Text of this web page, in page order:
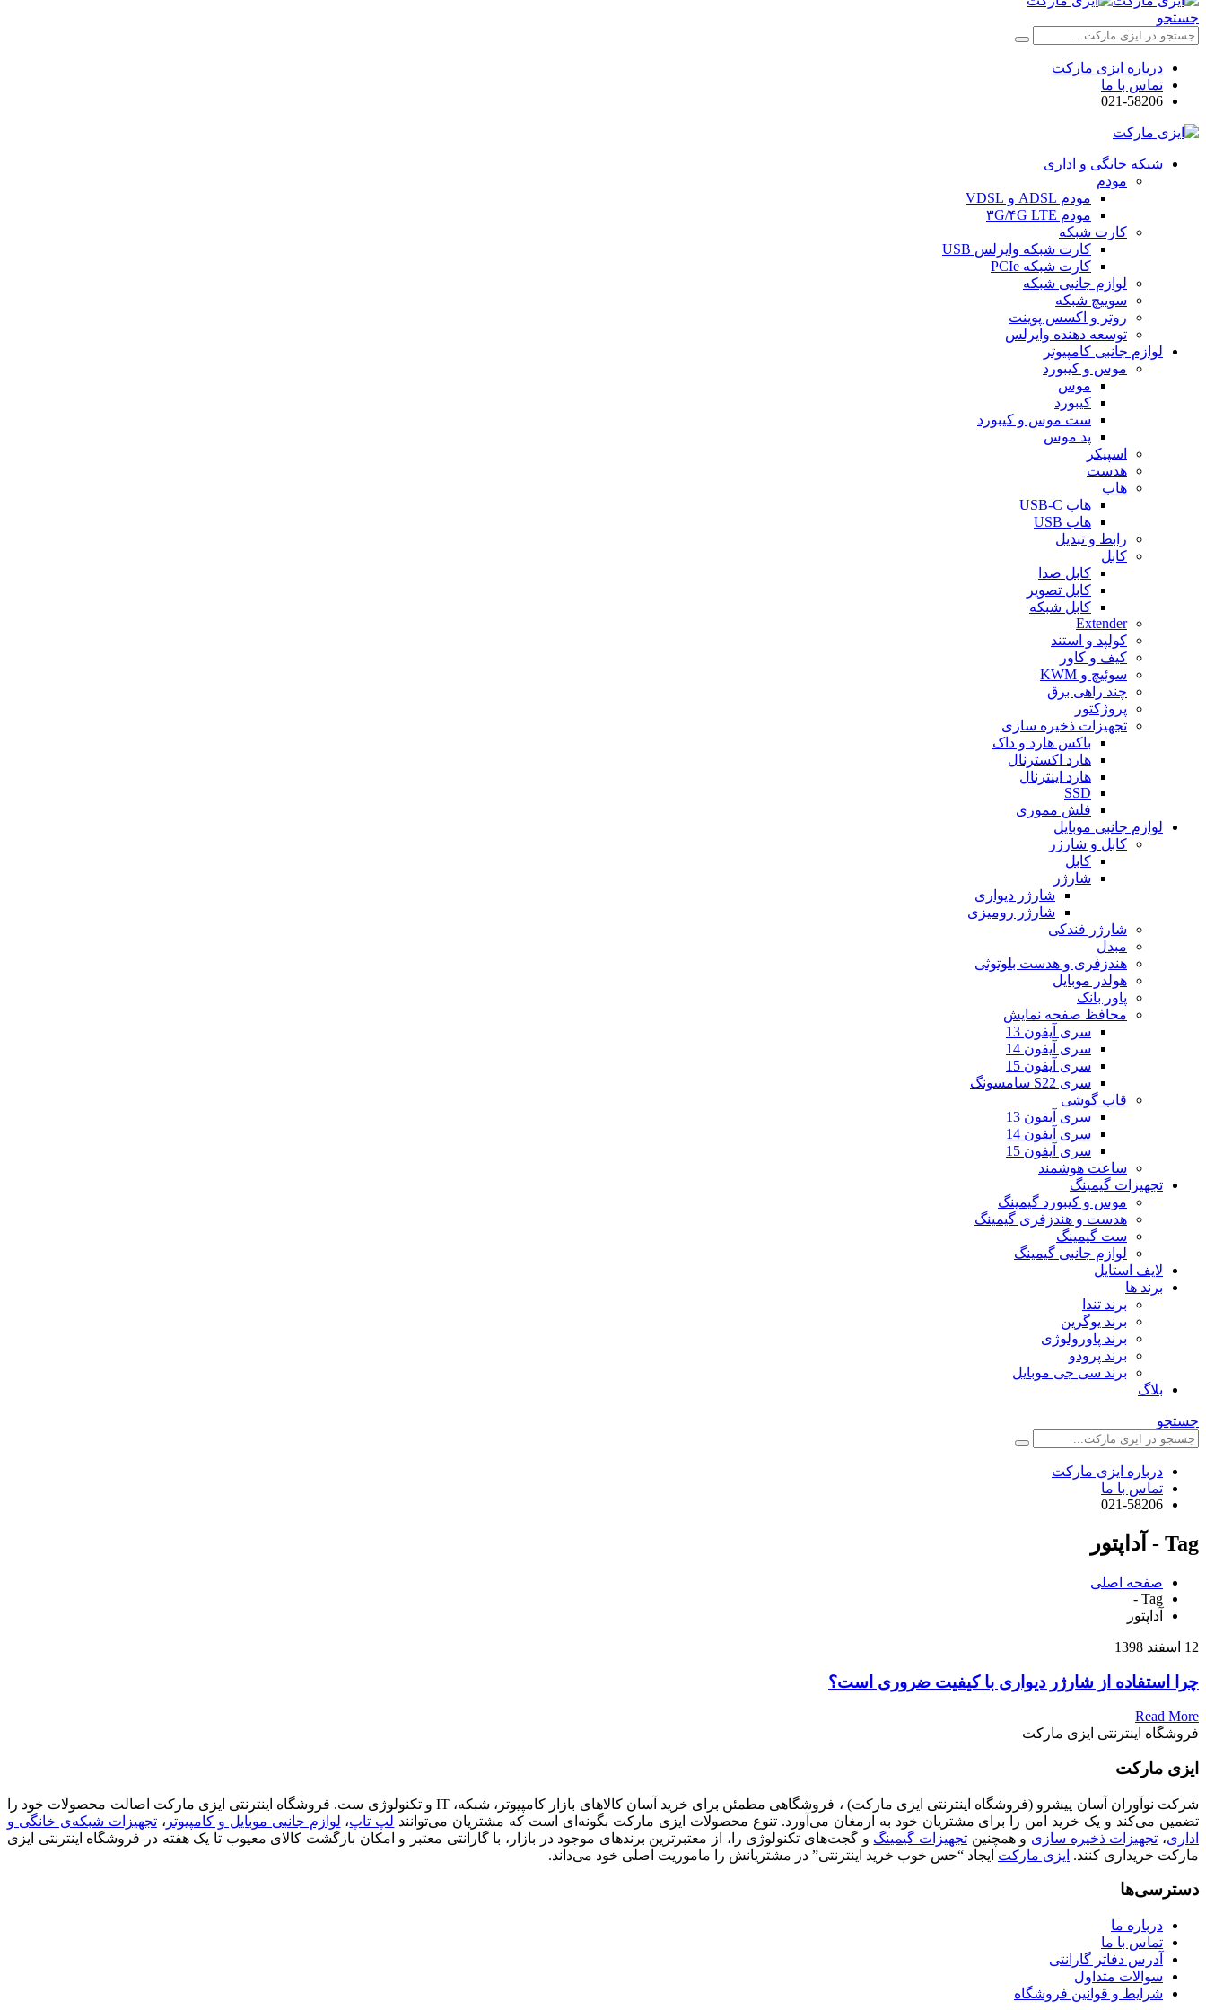
جستجو
درباره ایزی مارکت
تماس با ما
021-58206
شبکه خانگی و اداری
مودم
مودم ADSL و VDSL
مودم ۳G/۴G LTE
کارت شبکه
کارت شبکه وایرلس USB
کارت شبکه PCIe
لوازم جانبی شبکه
سوییچ شبکه
روتر و اکسس پوینت
توسعه دهنده وایرلس
لوازم جانبی کامپیوتر
موس و کیبورد
موس
کیبورد
ست موس و کیبورد
پد موس
اسپیکر
هدست
هاب
هاب USB-C
هاب USB
رابط و تبدیل
کابل
کابل صدا
کابل تصویر
کابل شبکه
Extender
کولپد و استند
کیف و کاور
سوئیچ و KWM
چند راهی برق
پروژکتور
تجهیزات ذخیره سازی
باکس هارد و داک
هارد اکسترنال
هارد اینترنال
SSD
فلش مموری
لوازم جانبی موبایل
کابل و شارژر
کابل
شارژر
شارژر دیواری
شارژر رومیزی
شارژر فندکی
مبدل
هندزفری و هدست بلوتوثی
هولدر موبایل
پاور بانک
محافظ صفحه نمایش
سری آیفون 13
سری آیفون 14
سری آیفون 15
سری S22 سامسونگ
قاب گوشی
سری آیفون 13
سری آیفون 14
سری آیفون 15
ساعت هوشمند
تجهیزات گیمینگ
موس و کیبورد گیمینگ
هدست و هندزفری گیمینگ
ست گیمینگ
لوازم جانبی گیمینگ
لایف استایل
برند ها
برند تندا
برند یوگرین
برند پاورولوژی
برند پرودو
برند سی جی موبایل
بلاگ
جستجو
درباره ایزی مارکت
تماس با ما
021-58206
Tag - آداپتور
صفحه اصلی
Tag -
آداپتور
12 اسفند 1398
چرا استفاده از شارژر دیواری با کیفیت ضروری است؟
Read More
فروشگاه اینترنتی ایزی مارکت
ایزی مارکت
شرکت نوآوران آسان پیشرو (فروشگاه اینترنتی ایزی مارکت) ، فروشگاهی مطمئن برای خرید آسان کالاهای بازار کامپیوتر، شبکه، IT و تکنولوژی ست. فروشگاه اینترنتی ایزی مارکت اصالت محصولات خود را
تضمین می‌کند و یک خرید امن را برای مشتریان خود به ارمغان می‌آورد. تنوع محصولات ایزی مارکت بگونه‌ای است که مشتریان می‌توانند لپ تاپ، لوازم جانبی موبایل و کامپیوتر ،تجهیزات شبکه‌ی خانگی و
اداری، تجهیزات ذخیره سازی و همچنین تجهیزات گیمینگ و گجت‌های تکنولوژی را، از معتبرترین برندهای موجود در بازار، با گارانتی معتبر و امکان بازگشت کالای معیوب تا یک هفته در فروشگاه اینترنتی ایزی
مارکت خریداری کنند. ایزی مارکت ایجاد “حس خوب خرید اینترنتی” در مشتریانش را ماموریت اصلی خود می‌داند.
دسترسی‌ها
درباره ما
تماس با ما
آدرس دفاتر گارانتی
سوالات متداول
شرایط و قوانین فروشگاه